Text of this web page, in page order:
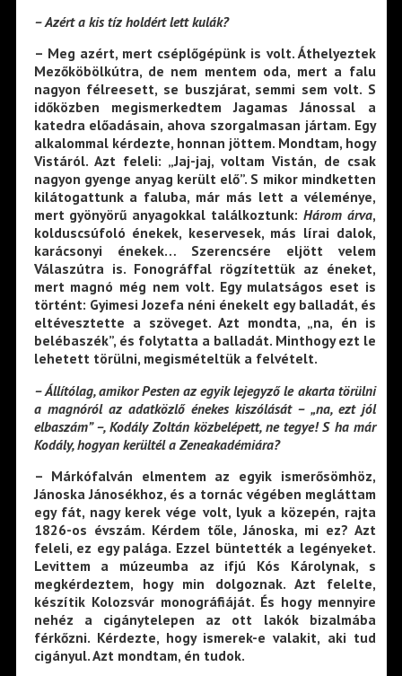
– Azért a kis tíz holdért lett kulák?
– Meg azért, mert cséplőgépünk is volt. Áthelyeztek
Mezőköbölkútra, de nem mentem oda, mert a falu
nagyon félreesett, se buszjárat, semmi sem volt. S
időközben megismerkedtem Jagamas Jánossal a
katedra előadásain, ahova szorgalmasan jártam. Egy
alkalommal kérdezte, honnan jöttem. Mondtam, hogy
Vistáról. Azt feleli: „Jaj-jaj, voltam Vistán, de csak
nagyon gyenge anyag került elő”. S mikor mindketten
kilátogattunk a faluba, már más lett a véleménye,
mert gyönyörű anyagokkal találkoztunk: Három árva,
kolduscsúfoló énekek, keservesek, más lírai dalok,
karácsonyi énekek… Szerencsére eljött velem
Válaszútra is. Fonográffal rögzítettük az éneket,
mert magnó még nem volt. Egy mulatságos eset is
történt: Gyimesi Jozefa néni énekelt egy balladát, és
eltévesztette a szöveget. Azt mondta, „na, én is
belébaszék”, és folytatta a balladát. Minthogy ezt le
lehetett törülni, megismételtük a felvételt.
– Állítólag, amikor Pesten az egyik lejegyző le akarta törülni
a magnóról az adatközlő énekes kiszólását – „na, ezt jól
elbaszám” –, Kodály Zoltán közbelépett, ne tegye! S ha már
Kodály, hogyan kerültél a Zeneakadémiára?
– Márkófalván elmentem az egyik ismerősömhöz,
Jánoska Jánosékhoz, és a tornác végében megláttam
egy fát, nagy kerek vége volt, lyuk a közepén, rajta
1826-os évszám. Kérdem tőle, Jánoska, mi ez? Azt
feleli, ez egy palága. Ezzel büntették a legényeket.
Levittem a múzeumba az ifjú Kós Károlynak, s
megkérdeztem, hogy min dolgoznak. Azt felelte,
készítik Kolozsvár monográfiáját. És hogy mennyire
nehéz a cigánytelepen az ott lakók bizalmába
férkőzni. Kérdezte, hogy ismerek-e valakit, aki tud
cigányul. Azt mondtam, én tudok.